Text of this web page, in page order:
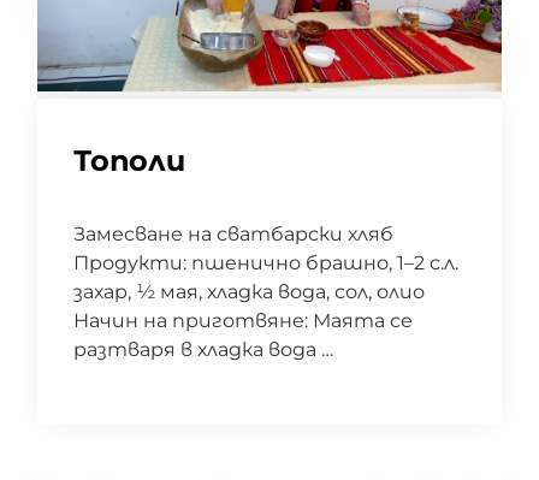
Тополи
Замесване на сватбарски хляб
Продукти: пшенично брашно, 1–2 с.л.
захар, ½ мая, хладка вода, сол, олио
Начин на приготвяне: Маята се
разтваря в хладка вода …